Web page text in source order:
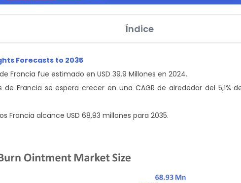
Índice
Forecasts to 2035
Francia fue estimado en USD 39.9 Millones en 2024.
Francia se espera crecer en una CAGR de alrededor del 5,1%
Francia alcance USD 68,93 millones para 2035.